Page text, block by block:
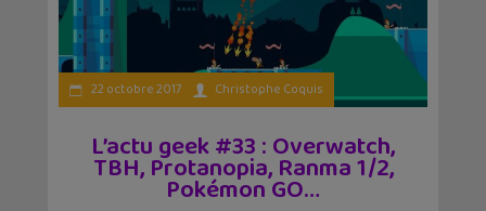
22 octobre 2017 Christophe Coquis
L’actu geek #33 : Overwatch,
TBH, Protanopia, Ranma 1/2,
Pokémon GO…